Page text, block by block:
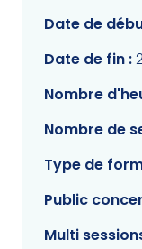
Date de
Date de fin :
Nombre
Nombre de
Type de
Public
Multi